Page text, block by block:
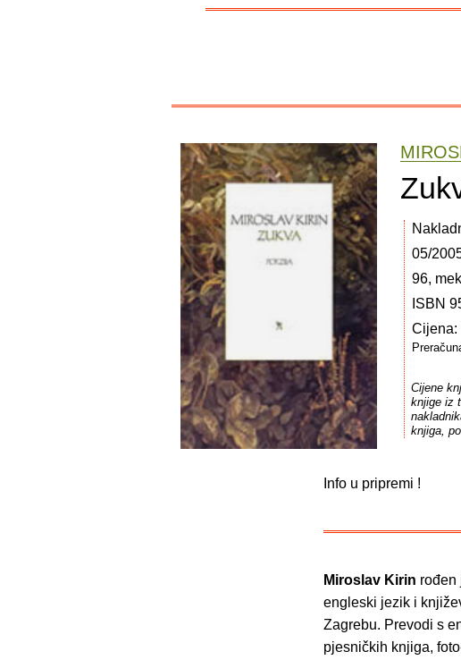
05/
96,
ISBN
Cijena:
Cijene
knjige iz
knjiga,
Info u pripremi !
Miroslav Kirin rođen
engleski jezik i
Zagrebu. Prevodi s
pjesničkih knjiga,